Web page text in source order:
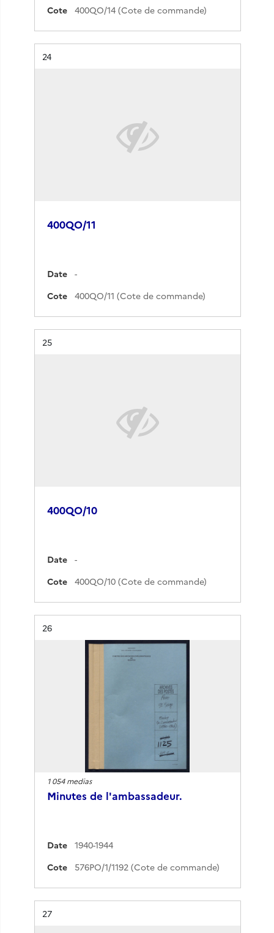
Cote 400QO/14 (Cote de commande)
Résultat n°
24
400QO/11
Date
-
Cote
400QO/11 (Cote de commande)
Résultat n°
25
400QO/10
Date
-
Cote
400QO/10 (Cote de commande)
Résultat n°
26
1 054 medias
Minutes de l'ambassadeur.
Date
1940-1944
Cote
576PO/1/1192 (Cote de commande)
Résultat n°
27